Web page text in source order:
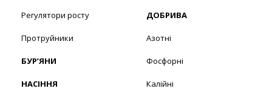
Регулятори росту
Протруйники
БУР’ЯНИ
НАСІННЯ
ДОБРИВА
Азотні
Фосфорні
Калійні